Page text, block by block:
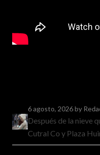
6 agosto, 2026by
Después de la nieve
Cutral Co y Plaza